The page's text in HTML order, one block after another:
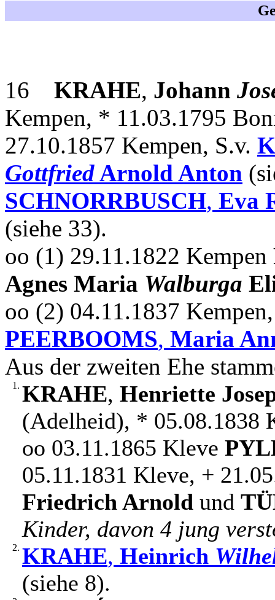
16 KRAHE, Johann
Kempen, * 11.03.1795
27.10.1857 Kempen, S.v.
GottfriedArnold Anton
SCHNORRBUSCH, Eva
(siehe 33).
oo (1) 29.11.1822 Kempen
Agnes Maria Walburga
oo (2) 04.11.1837
PEERBOOMS, Maria
Aus der zweiten Ehe
1. KRAHE, Henriette
(Adelheid), * 05.08.1838
oo 03.11.1865 Kleve
05.11.1831 Kleve, +
Friedrich Arnold und
Kinder, davon 4 jung
2. KRAHE, Heinrich
(siehe 8).